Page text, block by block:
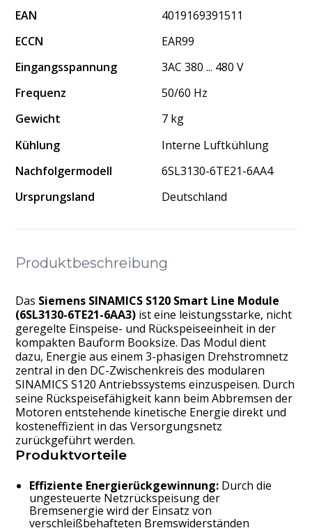
EAN
4019169391511
ECCN
EAR99
Eingangsspannung
3AC 380 ... 480 V
Frequenz
50/60 Hz
Gewicht
7 kg
Kühlung
Interne Luftkühlung
Nachfolgermodell
6SL3130-6TE21-6AA4
Ursprungsland
Deutschland
Produktbeschreibung
Das Siemens SINAMICS S120 Smart Line Module
(6SL3130-6TE21-6AA3) ist eine leistungsstarke, nicht
geregelte Einspeise- und Rückspeiseeinheit in der
kompakten Bauform Booksize. Das Modul dient
dazu, Energie aus einem 3-phasigen Drehstromnetz
zentral in den DC-Zwischenkreis des modularen
SINAMICS S120 Antriebssystems einzuspeisen. Durch
seine Rückspeisefähigkeit kann beim Abbremsen der
Motoren entstehende kinetische Energie direkt und
kosteneffizient in das Versorgungsnetz
zurückgeführt werden.
Produktvorteile
Effiziente Energierückgewinnung:Durch die
ungesteuerte Netzrückspeisung der
Bremsenergie wird der Einsatz von
verschleißbehafteten Bremswiderständen